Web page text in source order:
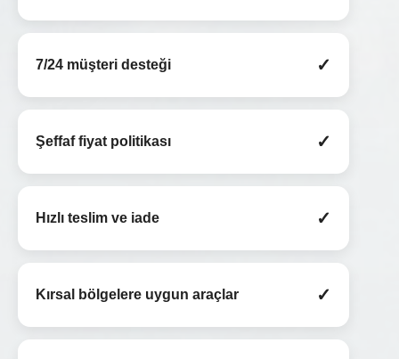
7/24 müşteri desteği ✓
Şeffaf fiyat politikası ✓
Hızlı teslim ve iade ✓
Kırsal bölgelere uygun araçlar ✓